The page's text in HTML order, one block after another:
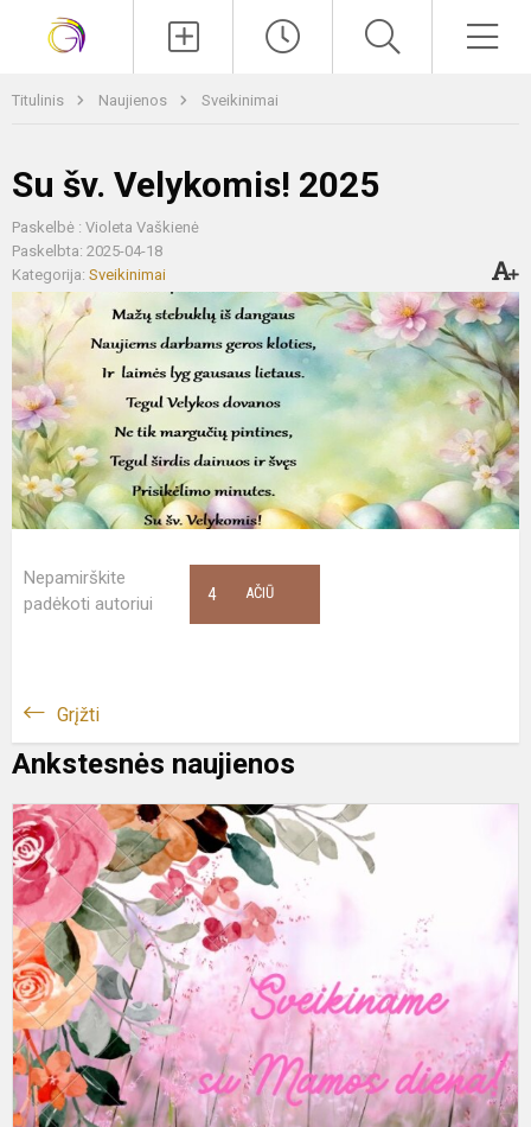
Titulinis Naujienos Sveikinimai
Su šv. Velykomis! 2025
Paskelbė : Violeta Vaškienė
Paskelbta: 2025-04-18
Kategorija: Sveikinimai
Nepamirškite
padėkoti autoriui
AČIŪ
4
Grįžti
Ankstesnės naujienos